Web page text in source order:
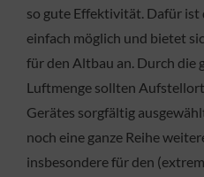
so gute Effektivität. Dafür ist
einfach möglich und bietet
für den Altbau an. Durch die
Luftmenge sollten
Gerätes sorgfältig
noch eine ganze Reihe
insbesondere für den